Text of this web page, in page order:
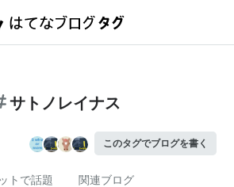
サトノレイナス
このタグでブログを書く
トで話題 関連ブログ